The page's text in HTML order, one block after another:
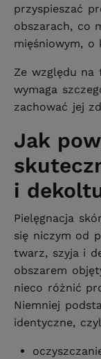
przyspieszać
obszarach, co
mięśniowym, o
Ze względu na
wymaga
zachować jej
Jak
i
Pielęgnacja
się niczym od
twarz, szyja i
obszarem
nieco różnić
Niemniej
identyczne,